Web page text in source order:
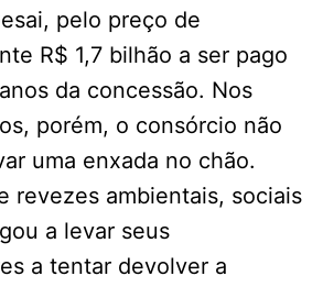
pelo preço de
R$ 1,7 bilhão a ser pago
da concessão. Nos
porém, o consórcio não
uma enxada no chão.
revezes ambientais, sociais
a levar seus
a tentar devolver a